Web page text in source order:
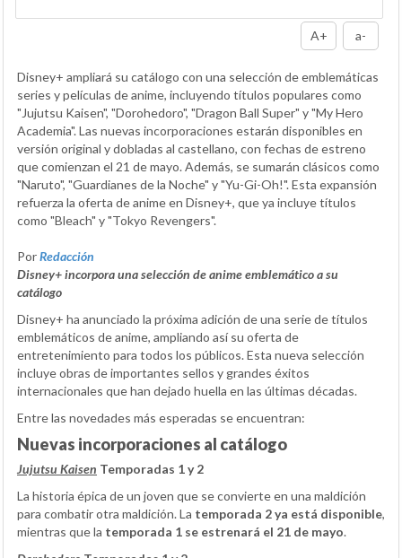
A+ a-
Disney+ ampliará su catálogo con una selección de emblemáticas
series y películas de anime, incluyendo títulos populares como
"Jujutsu Kaisen", "Dorohedoro", "Dragon Ball Super" y "My Hero
Academia". Las nuevas incorporaciones estarán disponibles en
versión original y dobladas al castellano, con fechas de estreno
que comienzan el 21 de mayo. Además, se sumarán clásicos como
"Naruto", "Guardianes de la Noche" y "Yu-Gi-Oh!". Esta expansión
refuerza la oferta de anime en Disney+, que ya incluye títulos
como "Bleach" y "Tokyo Revengers".
PorRedacción
Disney+ incorpora una selección de anime emblemático a su
catálogo
Disney+ ha anunciado la próxima adición de una serie de títulos
emblemáticos de anime, ampliando así su oferta de
entretenimiento para todos los públicos. Esta nueva selección
incluye obras de importantes sellos y grandes éxitos
internacionales que han dejado huella en las últimas décadas.
Entre las novedades más esperadas se encuentran:
Nuevas incorporaciones al catálogo
Jujutsu Kaisen Temporadas 1 y 2
La historia épica de un joven que se convierte en una maldición
para combatir otra maldición. La temporada 2 ya está disponible,
mientras que la temporada 1 se estrenará el 21 de mayo.